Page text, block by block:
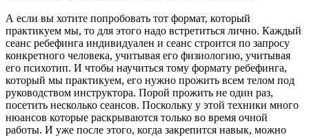
А если вы хотите попробовать тот формат, который
практикуем мы, то для этого надо встретиться лично. Каждый
сеанс ребефинга индивидуален и сеанс строится по запросу
конкретного человека, учитывая его физиологию, учитывая
его психотип. И чтобы научиться тому формату ребефинга,
который мы практикуем, его нужно прожить всем телом под
руководством инструктора. Порой прожить не один раз,
посетить несколько сеансов. Поскольку у этой техники много
нюансов которые раскрываются только во время очной
работы. И уже после этого, когда закрепится навык, можно